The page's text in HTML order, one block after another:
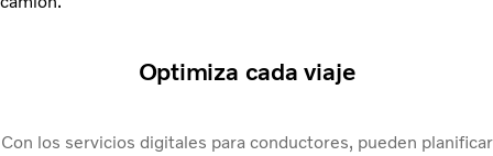
Optimiza cada viaje
Con los servicios digitales para conductores, pueden planificar